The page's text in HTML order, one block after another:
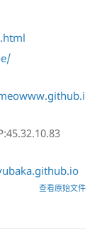
查看原始文件